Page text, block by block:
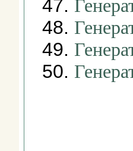
47.
48.
49.
50.